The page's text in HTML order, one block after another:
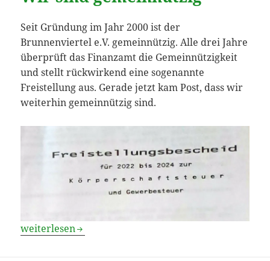
Seit Gründung im Jahr 2000 ist der
Brunnenviertel e.V. gemeinnützig. Alle drei Jahre
überprüft das Finanzamt die Gemeinnützigkeit
und stellt rückwirkend eine sogenannte
Freistellung aus. Gerade jetzt kam Post, dass wir
weiterhin gemeinnützig sind.
Wir sind gemeinnützig
weiterlesen